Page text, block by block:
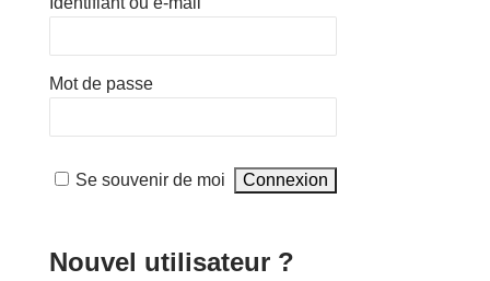
Mot de passe
Se souvenir de moi
Nouvel utilisateur ?